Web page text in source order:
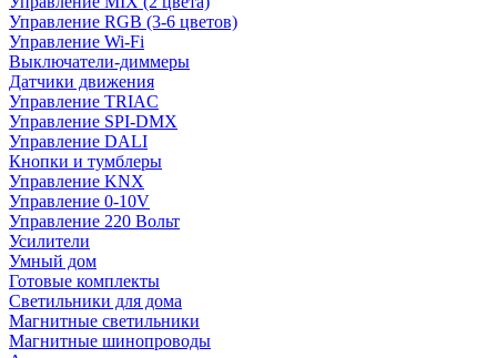
Управление RGB (3-6 цветов)
Управление Wi-Fi
Выключатели-диммеры
Датчики движения
Управление TRIAC
Управление SPI-DMX
Управление DALI
Кнопки и тумблеры
Управление KNX
Управление 0-10V
Управление 220 Вольт
Усилители
Умный дом
Готовые комплекты
Светильники для дома
Магнитные светильники
Магнитные шинопроводы